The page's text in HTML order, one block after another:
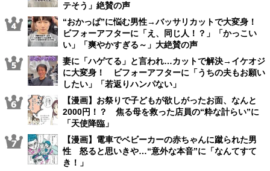
テそう」絶賛の声
“おかっぱ”に悩む男性→バッサリカットで大変身！
ビフォーアフターに「え、同じ人！？」「かっこい
い」「爽やかすぎる～」大絶賛の声
妻に「ハゲてる」と言われ…カットで解決→イケオジ
に大変身！ ビフォーアフターに「うちの夫もお願い
したい」「若返りハンパない」
【漫画】お祭りで子どもが欲しがったお面、なんと
2000円！？ 焦る母を救った店員の“粋な計らい”に
「天使降臨」
【漫画】電車でベビーカーの赤ちゃんに蹴られた男
性 怒ると思いきや…“意外な本音”に「なんてすて
き！」